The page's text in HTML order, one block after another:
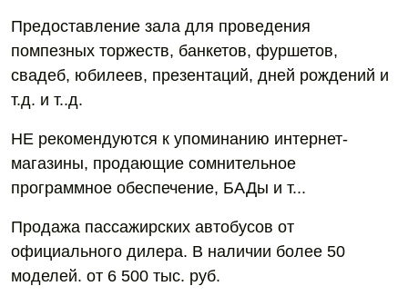
Предоставление зала для проведения
помпезных торжеств, банкетов, фуршетов,
свадеб, юбилеев, презентаций, дней рождений и
т.д. и т..д.
НЕ рекомендуются к упоминанию интернет-
магазины, продающие сомнительное
программное обеспечение, БАДы и т...
Продажа пассажирских автобусов от
официального дилера. В наличии более 50
моделей. от 6 500 тыс. руб.